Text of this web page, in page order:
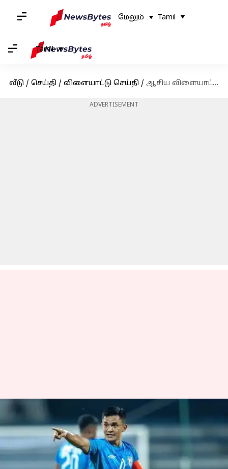
மேலும் Tamil
Tamil
வீடு / செய்தி / விளையாட்டு செய்தி / ஆசிய விளையாட்டுப் போட்டியில் இந்திய கால்பந்து அணிக்கு முதல் வெற்றி
ADVERTISEMENT
ஆசிய விளையாட்டுப்
போட்டியில் இந்திய
கால்பந்து அணிக்கு முதல்
வெற்றி